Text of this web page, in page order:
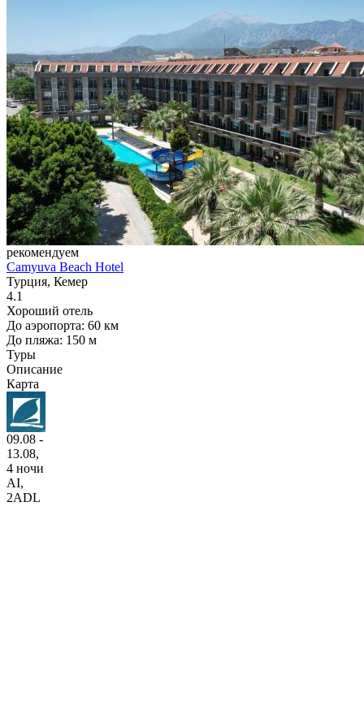
рекомендуем
Camyuva Beach Hotel
Турция, Кемер
4.1
Хороший отель
До аэропорта: 60 км
До пляжа: 150 м
Туры
Описание
Карта
09.08 -
13.08,
4 ночи
AI,
2ADL